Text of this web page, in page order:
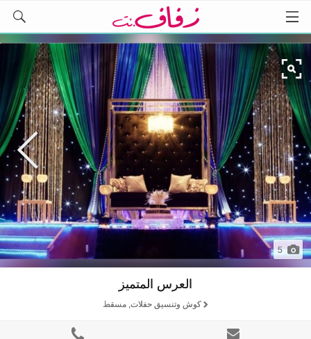
5
العرس المتميز
كوش وتنسيق حفلات, مسقط